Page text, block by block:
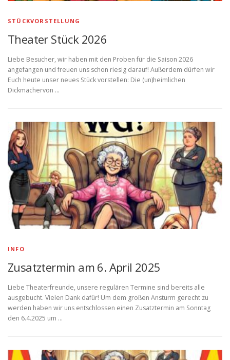
STÜCKVORSTELLUNG
Theater Stück 2026
Liebe Besucher, wir haben mit den Proben für die Saison 2026
angefangen und freuen uns schon riesig darauf! Außerdem dürfen wir
Euch heute unser neues Stück vorstellen: Die (un)heimlichen
Dickmachervon …
INFO
Zusatztermin am 6. April 2025
Liebe Theaterfreunde, unsere regulären Termine sind bereits alle
ausgebucht. Vielen Dank dafür! Um dem großen Ansturm gerecht zu
werden haben wir uns entschlossen einen Zusatztermin am Sonntag
den 6.4.2025 um …